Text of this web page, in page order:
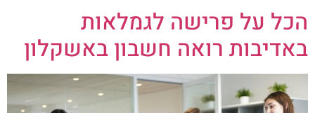
הכל על פרישה לגמלאות
באדיבות רואה חשבון באשקלון